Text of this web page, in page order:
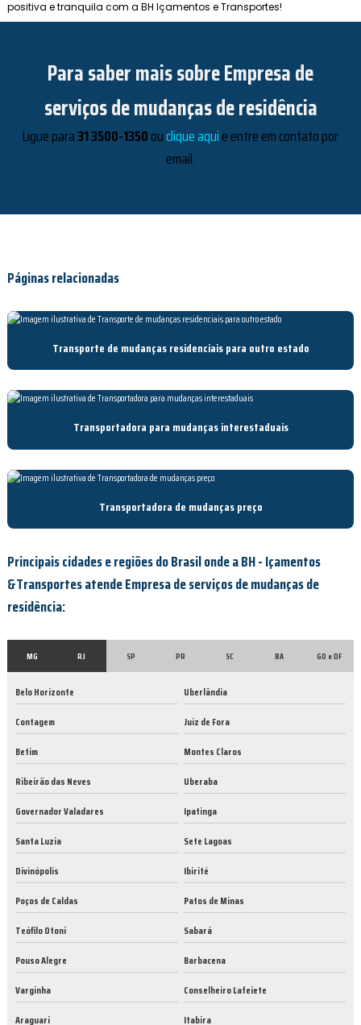
positiva e tranquila com a BH Içamentos e Transportes!
Para saber mais sobre Empresa de
serviços de mudanças de residência
Ligue para31 3500-1350ouclique aquie entre em contato por
email.
Páginas relacionadas
Transporte de mudanças residenciais para outro estado
Transportadora para mudanças interestaduais
Transportadora de mudanças preço
Principais cidades e regiões do Brasil onde a BH - Içamentos
&Transportes atende Empresa de serviços de mudanças de
residência:
MG RJ SP PR SC BA GO e DF
Belo Horizonte
Uberlândia
Contagem
Juiz de Fora
Betim
Montes Claros
Ribeirão das Neves
Uberaba
Governador Valadares
Ipatinga
Santa Luzia
Sete Lagoas
Divinópolis
Ibirité
Poços de Caldas
Patos de Minas
Teófilo Otoni
Sabará
Pouso Alegre
Barbacena
Varginha
Conselheiro Lafeiete
Araguari
Itabira